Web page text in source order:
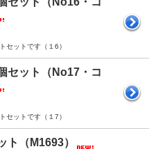
セットです（１6）
セット（No17・コ
セットです（１7）
ト（M1693）